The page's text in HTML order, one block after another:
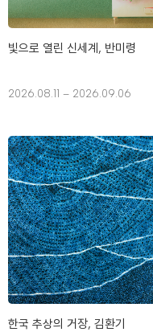
빛으로 열린 신세계, 반미령
2026.08.11 – 2026.09.06
한국 추상의 거장, 김환기